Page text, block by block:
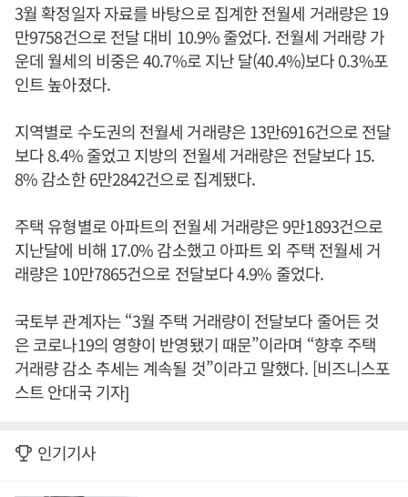
3월 확정일자 자료를 바탕으로 집계한 전월세 거래량은 19
만9758건으로 전달 대비 10.9% 줄었다. 전월세 거래량 가
운데 월세의 비중은 40.7%로 지난 달(40.4%)보다 0.3%포
인트 높아졌다.
지역별로 수도권의 전월세 거래량은 13만6916건으로 전달
보다 8.4% 줄었고 지방의 전월세 거래량은 전달보다 15.
8% 감소한 6만2842건으로 집계됐다.
주택 유형별로 아파트의 전월세 거래량은 9만1893건으로
지난달에 비해 17.0% 감소했고 아파트 외 주택 전월세 거
래량은 10만7865건으로 전달보다 4.9% 줄었다.
국토부 관계자는 “3월 주택 거래량이 전달보다 줄어든 것
은 코로나19의 영향이 반영됐기 때문”이라며 “향후 주택
거래량 감소 추세는 계속될 것”이라고 말했다. [비즈니스포
스트 안대국 기자]
인기기사